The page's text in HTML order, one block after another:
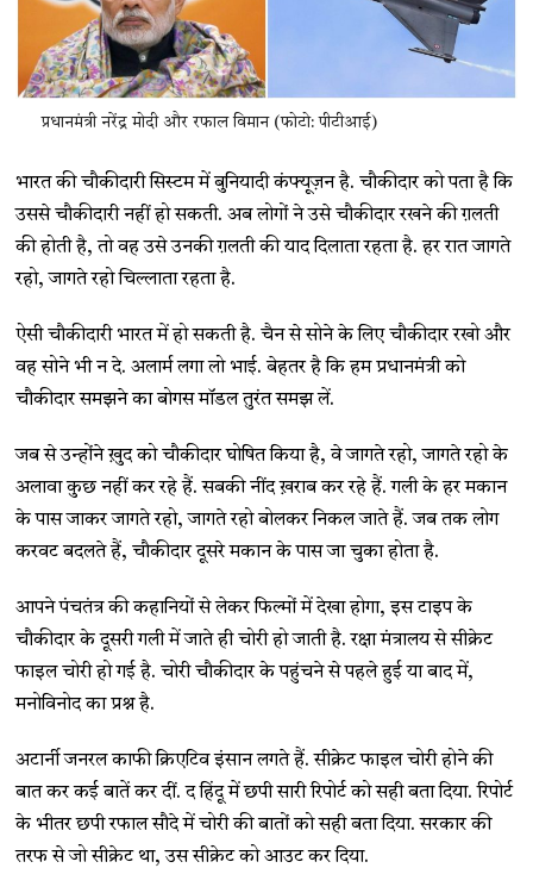
प्रधानमंत्री नरेंद्र मोदी और रफाल विमान (फोटो: पीटीआई)
भारत की चौकीदारी सिस्टम में बुनियादी कंफ्यूज़न है. चौकीदार को पता है कि
उससे चौकीदारी नहीं हो सकती. अब लोगों ने उसे चौकीदार रखने की ग़लती
की होती है, तो वह उसे उनकी ग़लती की याद दिलाता रहता है. हर रात जागते
रहो, जागते रहो चिल्लाता रहता है.
ऐसी चौकीदारी भारत में हो सकती है. चैन से सोने के लिए चौकीदार रखो और
वह सोने भी न दे. अलार्म लगा लो भाई. बेहतर है कि हम प्रधानमंत्री को
चौकीदार समझने का बोगस मॉडल तुरंत समझ लें.
जब से उन्होंने ख़ुद को चौकीदार घोषित किया है, वे जागते रहो, जागते रहो के
अलावा कुछ नहीं कर रहे हैं. सबकी नींद ख़राब कर रहे हैं. गली के हर मकान
के पास जाकर जागते रहो, जागते रहो बोलकर निकल जाते हैं. जब तक लोग
करवट बदलते हैं, चौकीदार दूसरे मकान के पास जा चुका होता है.
आपने पंचतंत्र की कहानियों से लेकर फिल्मों में देखा होगा, इस टाइप के
चौकीदार के दूसरी गली में जाते ही चोरी हो जाती है. रक्षा मंत्रालय से सीक्रेट
फाइल चोरी हो गई है. चोरी चौकीदार के पहुंचने से पहले हुई या बाद में,
मनोविनोद का प्रश्न है.
अटार्नी जनरल काफी क्रिएटिव इंसान लगते हैं. सीक्रेट फाइल चोरी होने की
बात कर कई बातें कर दीं. द हिंदू में छपी सारी रिपोर्ट को सही बता दिया. रिपोर्ट
के भीतर छपी रफाल सौदे में चोरी की बातों को सही बता दिया. सरकार की
तरफ से जो सीक्रेट था, उस सीक्रेट को आउट कर दिया.